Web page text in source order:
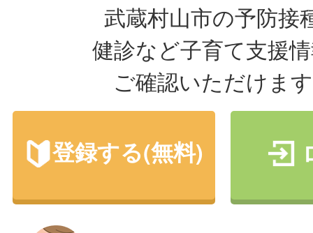
武蔵村山市の予防接
健診など子育て支援
ご確認いただけま
登録する(無料)